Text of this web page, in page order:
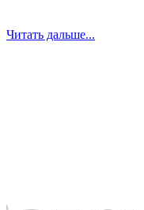
Читать дальше...